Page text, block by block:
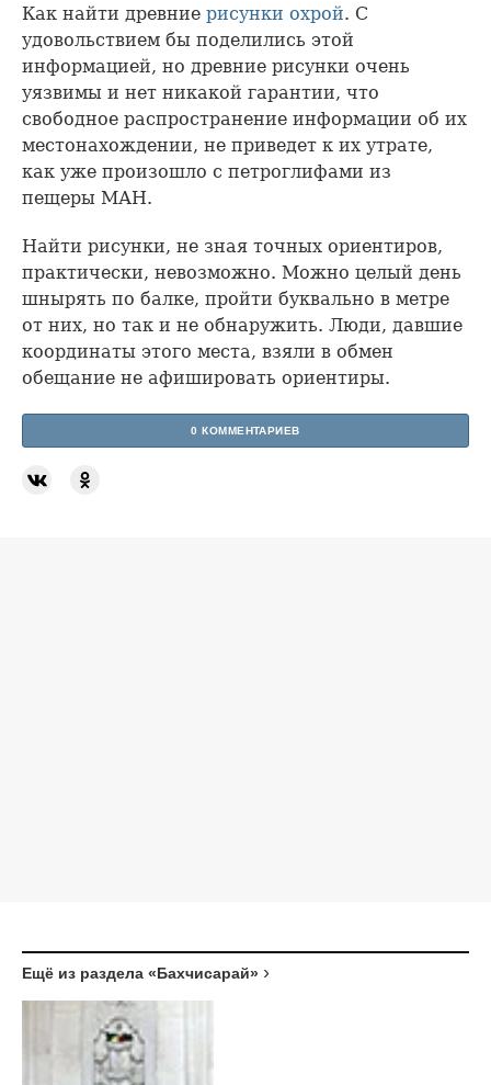
Как найти древние рисунки охрой. С
удовольствием бы поделились этой
информацией, но древние рисунки очень
уязвимы и нет никакой гарантии, что
свободное распространение информации об их
местонахождении, не приведет к их утрате,
как уже произошло с петроглифами из
пещеры МАН.
Найти рисунки, не зная точных ориентиров,
практически, невозможно. Можно целый день
шнырять по балке, пройти буквально в метре
от них, но так и не обнаружить. Люди, давшие
координаты этого места, взяли в обмен
обещание не афишировать ориентиры.
0 КОММЕНТАРИЕВ
Ещё из раздела «Бахчисарай»